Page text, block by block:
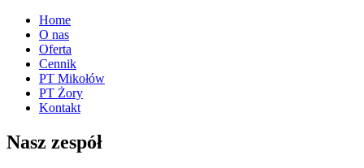
Home
O nas
Oferta
Cennik
PT Mikołów
PT Żory
Kontakt
Nasz zespół